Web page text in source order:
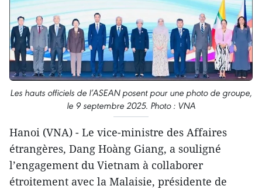
Les hauts officiels de l’ASEAN posent pour une photo de groupe,
le 9 septembre 2025. Photo : VNA
Hanoi (VNA) - Le vice-ministre des Affaires
étrangères, Dang Hoàng Giang, a souligné
l’engagement du Vietnam à collaborer
étroitement avec la Malaisie, présidente de